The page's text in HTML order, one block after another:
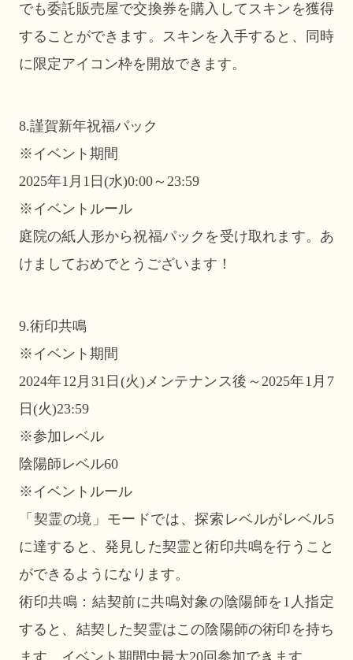
でも委託販売屋で交換券を購入してスキンを獲得
することができます。スキンを入手すると、同時
に限定アイコン枠を開放できます。
8.謹賀新年祝福パック
※イベント期間
2025年1月1日(水)0:00～23:59
※イベントルール
庭院の紙人形から祝福パックを受け取れます。あ
けましておめでとうございます！
9.術印共鳴
※イベント期間
2024年12月31日(火)メンテナンス後～2025年1月7
日(火)23:59
※参加レベル
陰陽師レベル60
※イベントルール
「契霊の境」モードでは、探索レベルがレベル5
に達すると、発見した契霊と術印共鳴を行うこと
ができるようになります。
術印共鳴：結契前に共鳴対象の陰陽師を1人指定
すると、結契した契霊はこの陰陽師の術印を持ち